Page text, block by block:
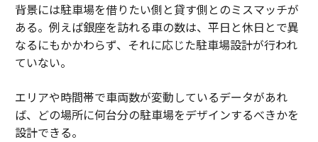
背景には駐車場を借りたい側と貸す側とのミスマッチが
ある。例えば銀座を訪れる車の数は、平日と休日とで異
なるにもかかわらず、それに応じた駐車場設計が行われ
ていない。
エリアや時間帯で車両数が変動しているデータがあれ
ば、どの場所に何台分の駐車場をデザインするべきかを
設計できる。